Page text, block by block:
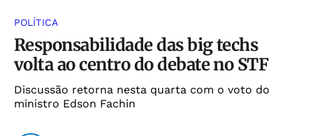
POLÍTICA
Responsabilidade das big techs
volta ao centro do debate no STF
Discussão retorna nesta quarta com o voto do
ministro Edson Fachin